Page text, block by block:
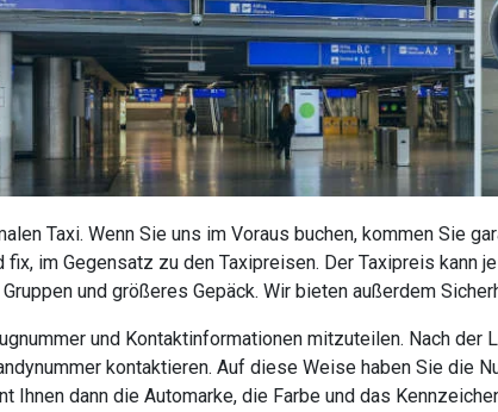
Taxi. Wenn Sie uns im Voraus buchen, kommen Sie
im Gegensatz zu den Taxipreisen. Der Taxipreis kann
und größeres Gepäck. Wir bieten außerdem
und Kontaktinformationen mitzuteilen. Nach der
kontaktieren. Auf diese Weise haben Sie die
Ihnen dann die Automarke, die Farbe und das